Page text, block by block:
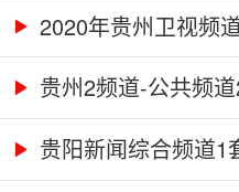
2020年贵州卫视频
贵州2频道-公共频
贵阳新闻综合频道1